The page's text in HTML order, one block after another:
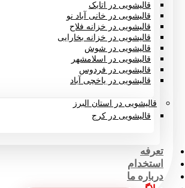
قالیشویی در اتابک
قالیشویی در خانی آباد نو
قالیشویی در خزانه فلاح
قالیشویی در خزانه بخارایی
قالیشویی در شوش
قالیشویی در اسلامشهر
قالیشویی در فردوس
قالیشویی در یاخچی آباد
قالیشویی در استان البرز
قالیشویی در کرج
تعرفه
استخدام
درباره ما